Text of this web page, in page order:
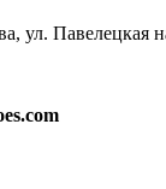
ул. Павелецкая